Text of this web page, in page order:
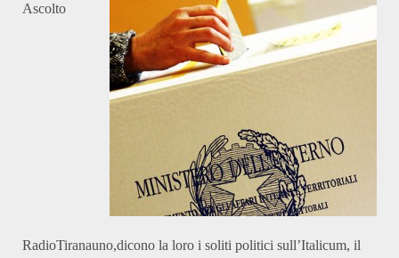
Ascolto
RadioTiranauno,dicono la loro i soliti politici sull’Italicum, il